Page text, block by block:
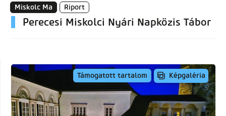
Miskolc Ma Riport
Perecesi Miskolci Nyári Napközis Tábor
Támogatott tartalom Képgaléria